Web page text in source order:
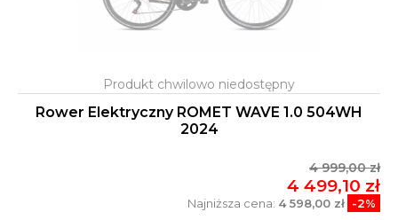
Rower Elektryczny ROMET WAVE 1.0 504WH
2024
4 999,00 zł
4 499,10 zł
Najniższa cena: 4 598,00 zł -2%